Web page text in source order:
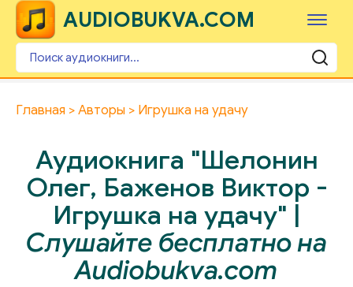
AUDIOBUKVA.COM
Главная Авторы Игрушка на удачу
Аудиокнига "Шелонин
Олег, Баженов Виктор -
Игрушка на удачу" |
Слушайте бесплатно на
Audiobukva.com